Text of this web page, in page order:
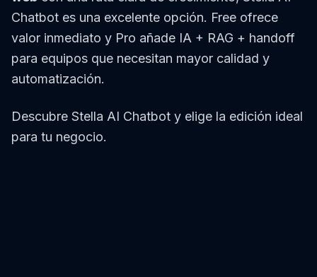
Chatbot es una excelente opción. Free ofrece
valor inmediato y Pro añade IA + RAG + handoff
para equipos que necesitan mayor calidad y
automatización.
Descubre Stella AI Chatbot y elige la edición ideal
para tu negocio.